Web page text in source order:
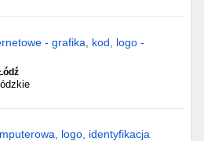
- grafika, kod, logo -
logo, identyfikacja